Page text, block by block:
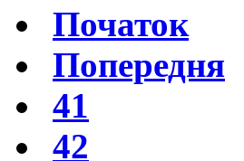
Початок
Попередня
41
42